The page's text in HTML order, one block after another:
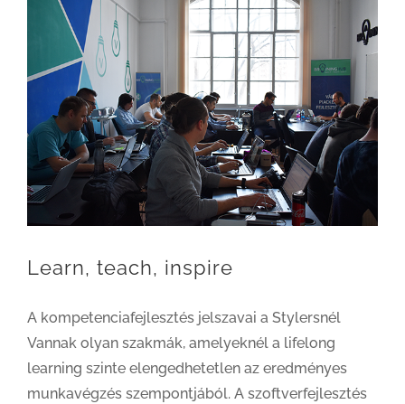
Learn, teach, inspire
A kompetenciafejlesztés jelszavai a Stylersnél
Vannak olyan szakmák, amelyeknél a lifelong
learning szinte elengedhetetlen az eredményes
munkavégzés szempontjából. A szoftverfejlesztés